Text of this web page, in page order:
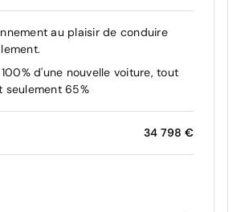
au plaisir de conduire
d'une nouvelle voiture, tout
seulement 65%
34 798 €